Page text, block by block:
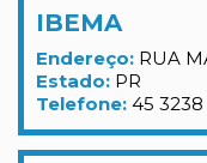
IBEMA
Endereço: RUA
Estado: PR
Telefone: 45 3238